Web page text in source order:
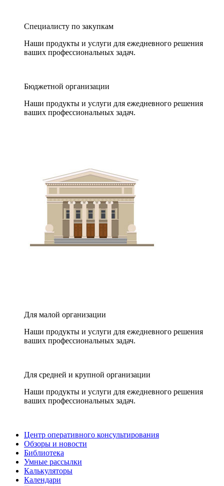
Специалисту по закупкам
Наши продукты и услуги для ежедневного решения
ваших профессиональных задач.
Бюджетной организации
Наши продукты и услуги для ежедневного решения
ваших профессиональных задач.
Для малой организации
Наши продукты и услуги для ежедневного решения
ваших профессиональных задач.
Для средней и крупной организации
Наши продукты и услуги для ежедневного решения
ваших профессиональных задач.
Центр оперативного консультирования
Обзоры и новости
Библиотека
Умные рассылки
Калькуляторы
Календари